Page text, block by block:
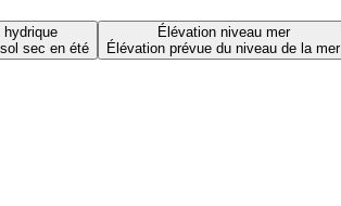
sec en été
Élévation niveau mer
Élévation prévue du niveau de la mer